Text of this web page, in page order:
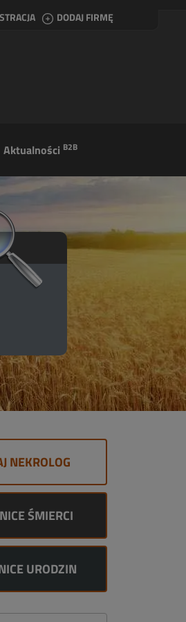
DODAJ FIRMĘ
Aktualności B2B
NEKROLOG
ŚMIERCI
URODZIN